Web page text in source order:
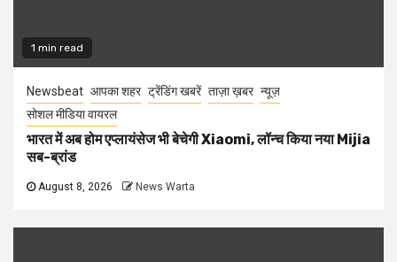
1 min read
Newsbeat आपका शहर ट्रेंडिंग खबरें ताज़ा ख़बर न्यूज़
सोशल मीडिया वायरल
भारत में अब होम एप्लायंसेज भी बेचेगी Xiaomi, लॉन्च किया नया Mijia
सब-ब्रांड
August 8, 2026 News Warta